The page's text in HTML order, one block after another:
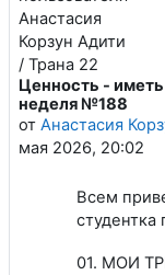
Ценность -
неделя №188
от Анастасия
мая 2026, 20:02
Количество
Всем
студентка
01. МОИ